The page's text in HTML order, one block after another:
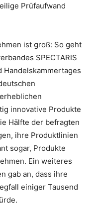
Prüfaufwand
ist groß: So geht
SPECTARIS
innovative Produkte
Hälfte der befragten
ihre Produktlinien
sogar, Produkte
Ein weiteres
gab an, dass ihre
einiger Tausend